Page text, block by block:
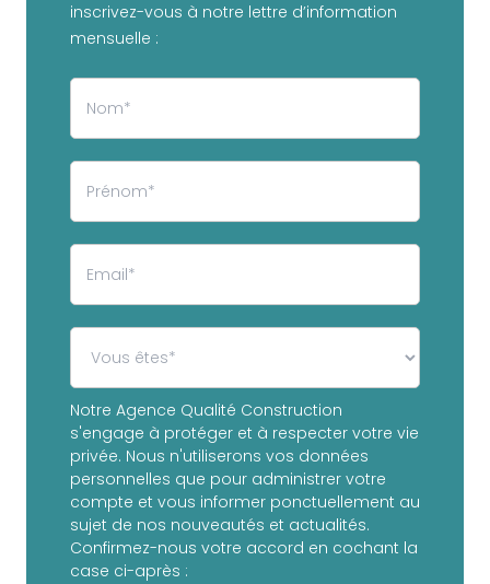
inscrivez-vous à notre lettre d’information
mensuelle :
Notre Agence Qualité Construction
s'engage à protéger et à respecter votre vie
privée. Nous n'utiliserons vos données
personnelles que pour administrer votre
compte et vous informer ponctuellement au
sujet de nos nouveautés et actualités.
Confirmez-nous votre accord en cochant la
case ci-après :